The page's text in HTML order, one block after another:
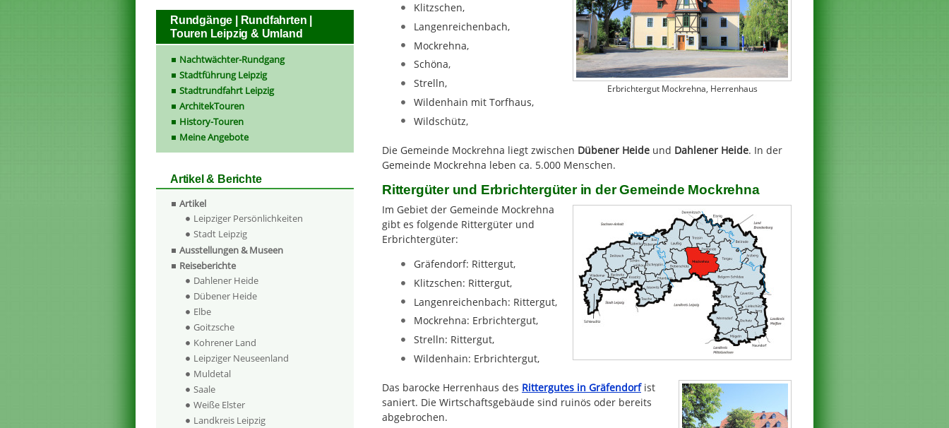
Erbrichtergut Mockrehna, Herrenhaus
Klitzschen,
Langenreichenbach,
Mockrehna,
Schöna,
Strelln,
Wildenhain mit Torfhaus,
Wildschütz,
Die Gemeinde Mockrehna liegt zwischen Dübener Heide und Dahlener Heide. In der
Gemeinde Mockrehna leben ca. 5.000 Menschen.
Rittergüter und Erbrichtergüter in der Gemeinde Mockrehna
Im Gebiet der Gemeinde Mockrehna
gibt es folgende Rittergüter und
Erbrichtergüter:
Gräfendorf: Rittergut,
Klitzschen: Rittergut,
Langenreichenbach: Rittergut,
Mockrehna: Erbrichtergut,
Strelln: Rittergut,
Wildenhain: Erbrichtergut,
Das barocke Herrenhaus des Rittergutes in Gräfendorfist
saniert. Die Wirtschaftsgebäude sind ruinös oder bereits
abgebrochen.
Rundgänge | Rundfahrten |
Touren Leipzig & Umland
Nachtwächter-Rundgang
Stadtführung Leipzig
Stadtrundfahrt Leipzig
ArchitekTouren
History-Touren
Meine Angebote
Artikel & Berichte
Artikel
Leipziger Persönlichkeiten
Stadt Leipzig
Ausstellungen & Museen
Reiseberichte
Dahlener Heide
Dübener Heide
Elbe
Goitzsche
Kohrener Land
Leipziger Neuseenland
Muldetal
Saale
Weiße Elster
Landkreis Leipzig